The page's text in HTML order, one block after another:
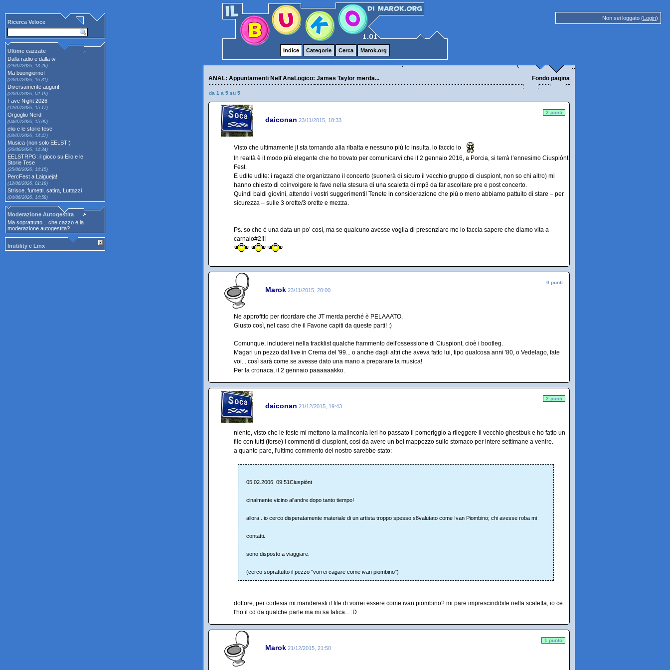
Non sei loggato (Login)
Indice Categorie Cerca Marok.org
Ricerca Veloce
Ultime cazzate
Dalla radio e dalla tv
(29/07/2026, 13:26)
Ma buongiorno!
(23/07/2026, 16:31)
Diversamente auguri!
(23/07/2026, 02:19)
Fave Night 2026
(12/07/2026, 15:17)
Orgoglio Nerd
(04/07/2026, 15:00)
elio e le storie tese
(03/07/2026, 13:47)
Musica (non solo EELST!)
(26/06/2026, 14:34)
EELSTRPG: il gioco su Elio e le
Storie Tese
(25/06/2026, 14:15)
PercFest a Laigueja!
(12/06/2026, 01:18)
Strisce, fumetti, satira, Luttazzi
(04/06/2026, 14:58)
Moderazione Autogestita
Ma soprattutto... che cazzo è la
moderazione autogestita?
Inutility e Linx
ANAL: Appuntamenti Nell'AnaLogico: James Taylor merda... Fondo pagina
da 1 a 5 su 5
daiconan 23/11/2015, 18:33
2 punti
Visto che ultimamente jt sta tornando alla ribalta e nessuno più lo insulta, lo faccio io
In realtà è il modo più elegante che ho trovato per comunicarvi che il 2 gennaio 2016, a Porcia, si terrà l’ennesimo Ciuspiònt
Fest.
E udite udite: i ragazzi che organizzano il concerto (suonerà di sicuro il vecchio gruppo di ciuspiont, non so chi altro) mi
hanno chiesto di coinvolgere le fave nella stesura di una scaletta di mp3 da far ascoltare pre e post concerto.
Quindi baldi giovini, attendo i vostri suggerimenti! Tenete in considerazione che più o meno abbiamo pattuito di stare – per
sicurezza – sulle 3 orette/3 orette e mezza.
Ps. so che è una data un po’ così, ma se qualcuno avesse voglia di presenziare me lo faccia sapere che diamo vita a
carnaio#2!!!
Marok 23/11/2015, 20:00
0 punti
Ne approfitto per ricordare che JT merda perché è PELAAATO.
Giusto così, nel caso che il Favone capiti da queste parti! :)
Comunque, includerei nella tracklist qualche frammento dell'ossessione di Ciuspiont, cioè i bootleg.
Magari un pezzo dal live in Crema del '99... o anche dagli altri che aveva fatto lui, tipo qualcosa anni '80, o Vedelago, fate
voi... così sarà come se avesse dato una mano a preparare la musica!
Per la cronaca, il 2 gennaio paaaaaakko.
daiconan 21/12/2015, 19:43
2 punti
niente, visto che le feste mi mettono la malinconia ieri ho passato il pomeriggio a rileggere il vecchio ghestbuk e ho fatto un
file con tutti (forse) i commenti di ciuspiont, così da avere un bel mappozzo sullo stomaco per intere settimane a venire.
a quanto pare, l'ultimo commento del nostro sarebbe stato:
05.02.2006, 09:51Ciuspiònt
cinalmente vicino al'andre dopo tanto tiempo!
allora...io cerco disperatamente materiale di un artista troppo spesso s8valutato come Ivan Piombino; chi avesse roba mi
contatti.
sono disposto a viaggiare.
(cerco soprattutto il pezzo "vorrei cagare come ivan piombino")
dottore, per cortesia mi manderesti il file di vorrei essere come ivan piombino? mi pare imprescindibile nella scaletta, io ce
l'ho il cd da qualche parte ma mi sa fatica... :D
Marok 21/12/2015, 21:50
1 punto